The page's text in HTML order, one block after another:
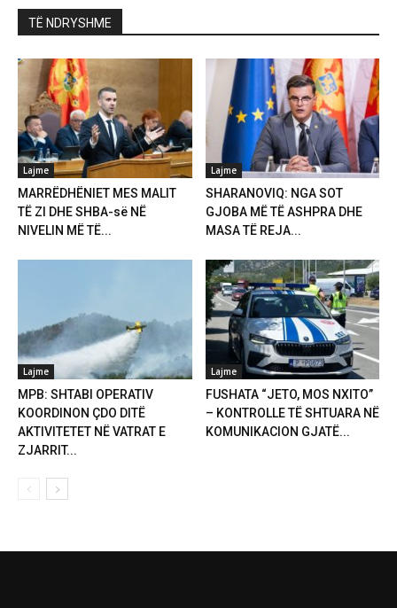
TË NDRYSHME
Lajme
MARRËDHËNIET MES MALIT
TË ZI DHE SHBA-së NË
NIVELIN MË TË...
Lajme
SHARANOVIQ: NGA SOT
GJOBA MË TË ASHPRA DHE
MASA TË REJA...
Lajme
MPB: SHTABI OPERATIV
KOORDINON ÇDO DITË
AKTIVITETET NË VATRAT E
ZJARRIT...
Lajme
FUSHATA “JETO, MOS NXITO”
– KONTROLLE TË SHTUARA NË
KOMUNIKACION GJATË...